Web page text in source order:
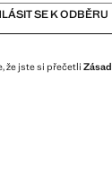
SE K ODBĚRU
že jste si přečetli